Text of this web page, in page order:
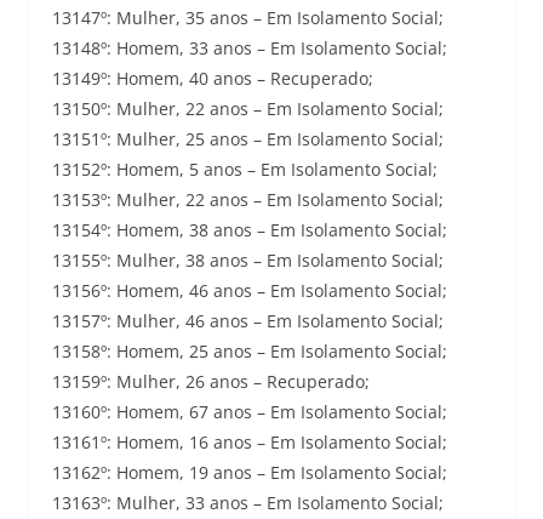
13147º: Mulher, 35 anos – Em Isolamento Social;
13148º: Homem, 33 anos – Em Isolamento Social;
13149º: Homem, 40 anos – Recuperado;
13150º: Mulher, 22 anos – Em Isolamento Social;
13151º: Mulher, 25 anos – Em Isolamento Social;
13152º: Homem, 5 anos – Em Isolamento Social;
13153º: Mulher, 22 anos – Em Isolamento Social;
13154º: Homem, 38 anos – Em Isolamento Social;
13155º: Mulher, 38 anos – Em Isolamento Social;
13156º: Homem, 46 anos – Em Isolamento Social;
13157º: Mulher, 46 anos – Em Isolamento Social;
13158º: Homem, 25 anos – Em Isolamento Social;
13159º: Mulher, 26 anos – Recuperado;
13160º: Homem, 67 anos – Em Isolamento Social;
13161º: Homem, 16 anos – Em Isolamento Social;
13162º: Homem, 19 anos – Em Isolamento Social;
13163º: Mulher, 33 anos – Em Isolamento Social;